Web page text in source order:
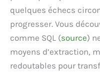
quelques échecs
progresser. Vous
comme SQL (source)
moyens d’extraction,
redoutables pour